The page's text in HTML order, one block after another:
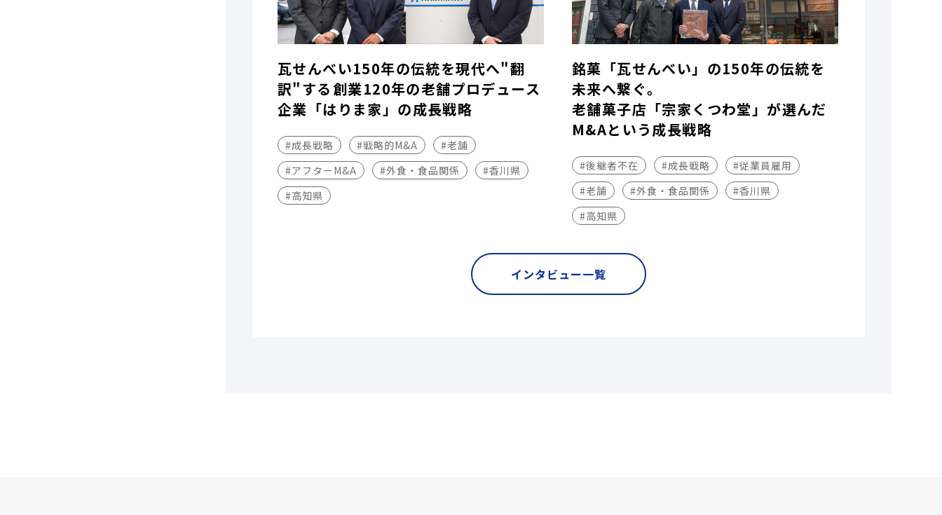
瓦せんべい150年の伝統を現代へ"翻
訳"する――創業120年の老舗プロデュース
企業「はりま家」の成長戦略
#成長戦略 #戦略的M&A
#老舗
#アフターM&A
#外食・食品関係
#香川県
#高知県
銘菓「瓦せんべい」の150年の伝統を
未来へ繋ぐ。
老舗菓子店「宗家くつわ堂」が選んだ
M&Aという成長戦略
#後継者不在 #成長戦略
#従業員雇用
#老舗
#外食・食品関係
#香川県
#高知県
インタビュー一覧